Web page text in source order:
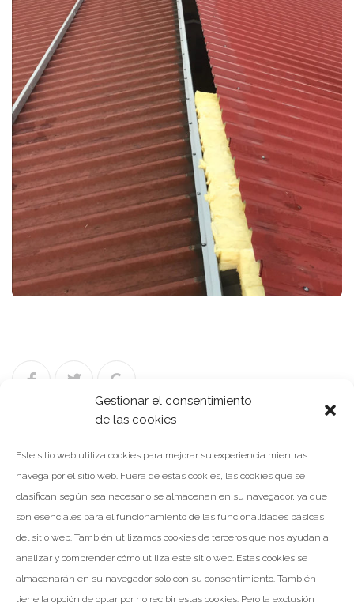
Gestionar el consentimiento
de las cookies
Este sitio web utiliza cookies para mejorar su experiencia mientras
navega por el sitio web. Fuera de estas cookies, las cookies que se
clasifican según sea necesario se almacenan en su navegador, ya que
son esenciales para el funcionamiento de las funcionalidades básicas
del sitio web. También utilizamos cookies de terceros que nos ayudan a
analizar y comprender cómo utiliza este sitio web. Estas cookies se
almacenarán en su navegador solo con su consentimiento. También
tiene la opción de optar por no recibir estas cookies. Pero la exclusión
Navegación
de
entradas
NOTICIA ANTERIOR
NOTICIA SIGUIENTE